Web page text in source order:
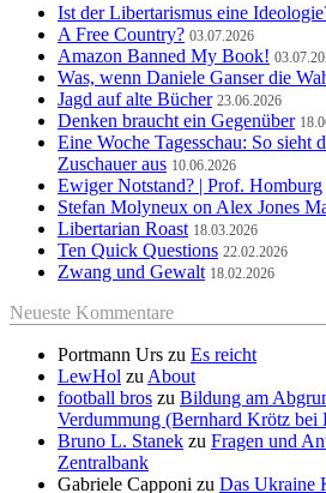
Ist der Libertarismus eine
A Free Country? 03.07.2026
Amazon Banned My Book!
Was, wenn Daniele Ganser die
Jagd auf alte Bücher 23.06.2026
Denken braucht ein Gegenüber
Eine Woche Tagesschau: So sieht
Zuschauer aus 10.06.2026
Ewiger Notstand? | Prof. Homburg
Stefan Molyneux on Alex Jones
Libertarian Roast 18.03.2026
Ten Quick Questions 22.02.2026
Zwang und Gewalt 18.02.2026
Neueste Kommentare
Portmann Urs zu Es reicht
LewHol zu About
football bros zu Bildung am
Verdummung (Bernhard Krötz bei
Bruno L. Stanek zu Fragen und
Zentralbank
Gabriele Capponi zu Das Ukraine